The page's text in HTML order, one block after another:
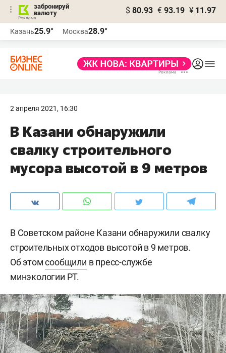
забронируй
валюту
$ 80.93 € 93.19 ¥ 11.97
Казань25.9° Москва28.9°
2 апреля 2021, 16:30
В Казани обнаружили
свалку строительного
мусора высотой в 9 метров
В Советском районе Казани обнаружили свалку
строительных отходов высотой в 9 метров.
Об этомсообщили в пресс-службе
минэкологии РТ.